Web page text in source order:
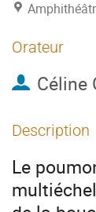
Orateur
Céline
Description
Le